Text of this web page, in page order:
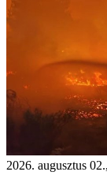
2026. augusztus